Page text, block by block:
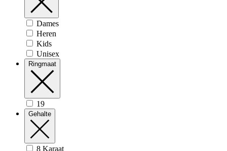
Dames
Heren
Kids
Unisex
Ringmaat
19
Gehalte
8 Karaat